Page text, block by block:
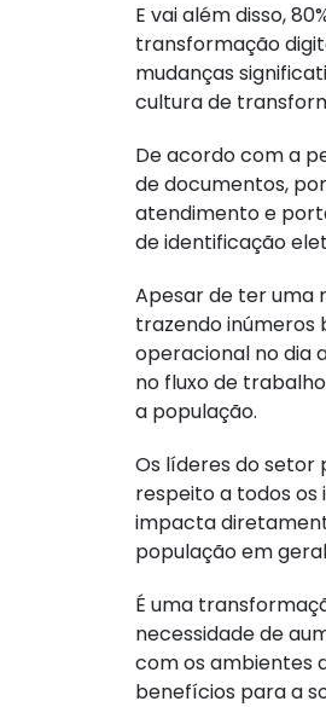
E vai além disso,
transformação
mudanças
cultura de
De acordo com a
de documentos,
atendimento e
de identificação
Apesar de ter uma
trazendo inúmeros
operacional no dia
no fluxo de
a população.
Os líderes do setor
respeito a todos
impacta
população em
É uma
necessidade de
com os ambientes
benefícios para a